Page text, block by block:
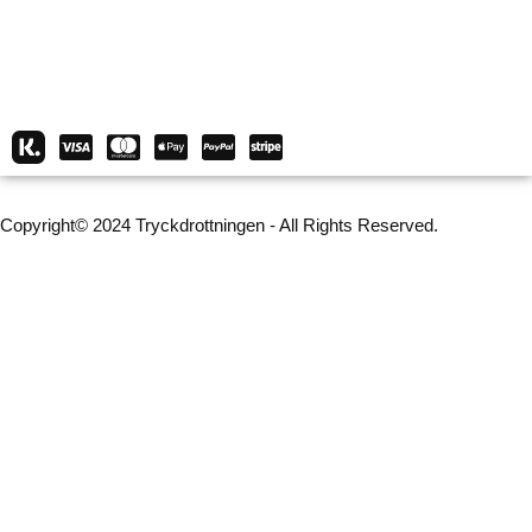
Copyright© 2024 Tryckdrottningen - All Rights Reserved.